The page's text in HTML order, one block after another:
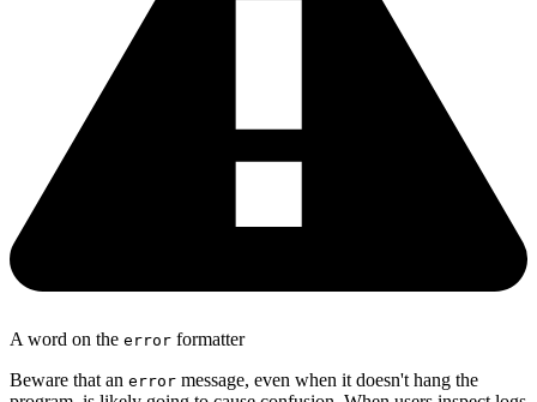
A word on the error formatter
Beware that an error message, even when it doesn't hang the